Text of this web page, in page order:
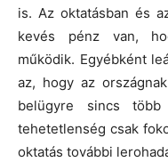
is. Az oktatásban és
kevés pénz van,
működik. Egyébként
az, hogy az
belügyre sincs
tehetetlenség csak
oktatás további